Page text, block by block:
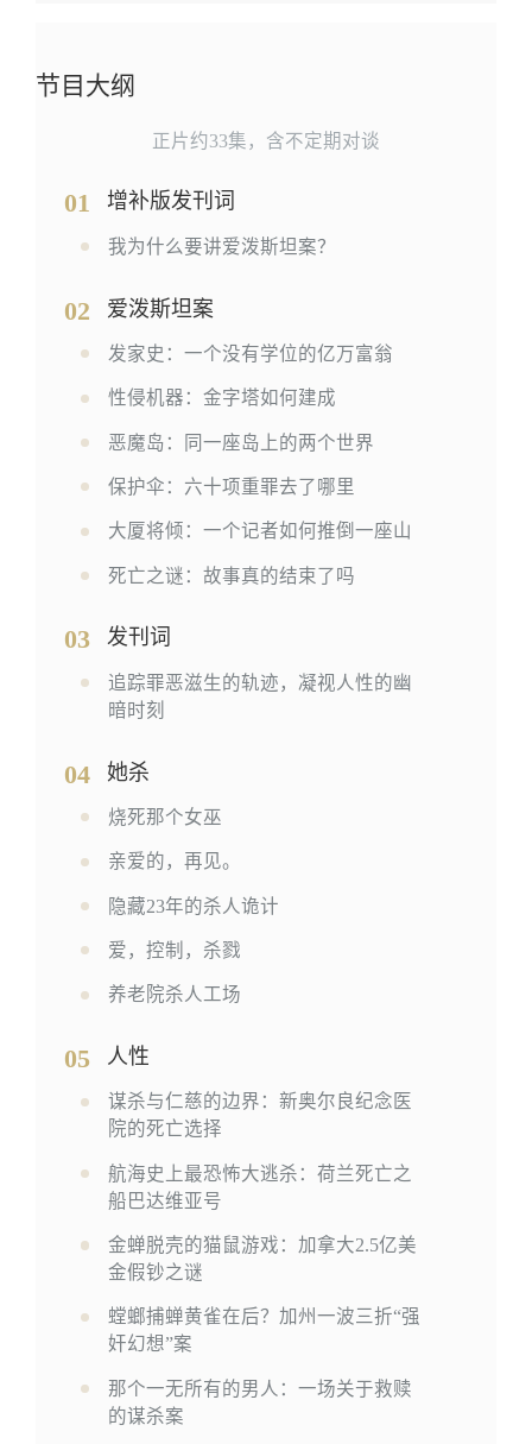
节目大纲
正片约33集，含不定期对谈
01 增补版发刊词
我为什么要讲爱泼斯坦案？
02 爱泼斯坦案
发家史：一个没有学位的亿万富翁
性侵机器：金字塔如何建成
恶魔岛：同一座岛上的两个世界
保护伞：六十项重罪去了哪里
大厦将倾：一个记者如何推倒一座山
死亡之谜：故事真的结束了吗
03 发刊词
追踪罪恶滋生的轨迹，凝视人性的幽
暗时刻
04 她杀
烧死那个女巫
亲爱的，再见。
隐藏23年的杀人诡计
爱，控制，杀戮
养老院杀人工场
05 人性
谋杀与仁慈的边界：新奥尔良纪念医
院的死亡选择
航海史上最恐怖大逃杀：荷兰死亡之
船巴达维亚号
金蝉脱壳的猫鼠游戏：加拿大2.5亿美
金假钞之谜
螳螂捕蝉黄雀在后？加州一波三折“强
奸幻想”案
那个一无所有的男人：一场关于救赎
的谋杀案